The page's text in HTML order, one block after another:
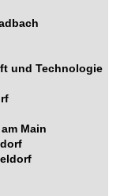
und Technologie
Main